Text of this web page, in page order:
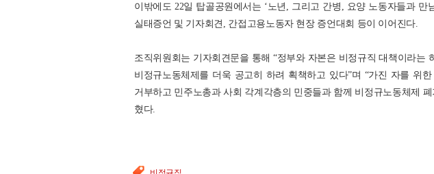
이밖에도 22일 탑골공원에서는 ‘노년, 그리고 간병, 요양 노동자들과 만
실태증언 및 기자회견, 간접고용노동자 현장 증언대회 등이 이어진다.
조직위원회는 기자회견문을 통해 “정부와 자본은 비정규직 대책이라는
비정규노동체제를 더욱 공고히 하려 획책하고 있다”며 “가진 자를 위
거부하고 민주노총과 사회 각계각층의 민중들과 함께 비정규노동체제
혔다.